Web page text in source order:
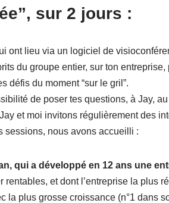
sur 2 jours :
ont lieu via un logiciel de
du groupe entier, sur ton
défis du moment “sur le gril”.
de poser tes questions, à Jay,
et moi invitons régulièrement des
sessions, nous avons accueilli :
qui a développé en 12 ans une
rentables, et dont l’entreprise la plus
la plus grosse croissance (n°1 dans